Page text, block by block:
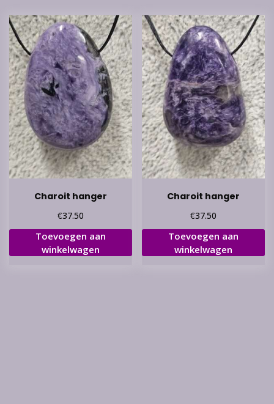
Charoit hanger
€37.50
Toevoegen aan
winkelwagen
Charoit hanger
€37.50
Toevoegen aan
winkelwagen